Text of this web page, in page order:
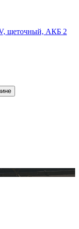
щеточный, АКБ 2